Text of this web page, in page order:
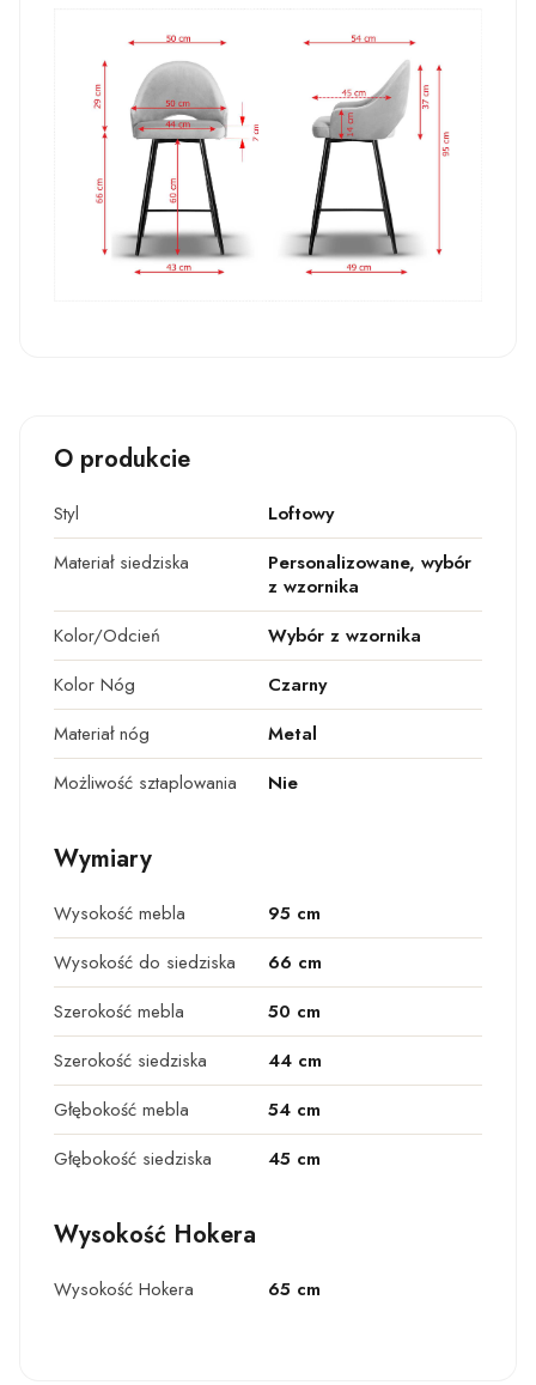
O produkcie
Styl
Loftowy
Materiał siedziska
Personalizowane, wybór
z wzornika
Kolor/Odcień
Wybór z wzornika
Kolor Nóg
Czarny
Materiał nóg
Metal
Możliwość sztaplowania
Nie
Wymiary
Wysokość mebla
95 cm
Wysokość do siedziska
66 cm
Szerokość mebla
50 cm
Szerokość siedziska
44 cm
Głębokość mebla
54 cm
Głębokość siedziska
45 cm
Wysokość Hokera
Wysokość Hokera 65 cm